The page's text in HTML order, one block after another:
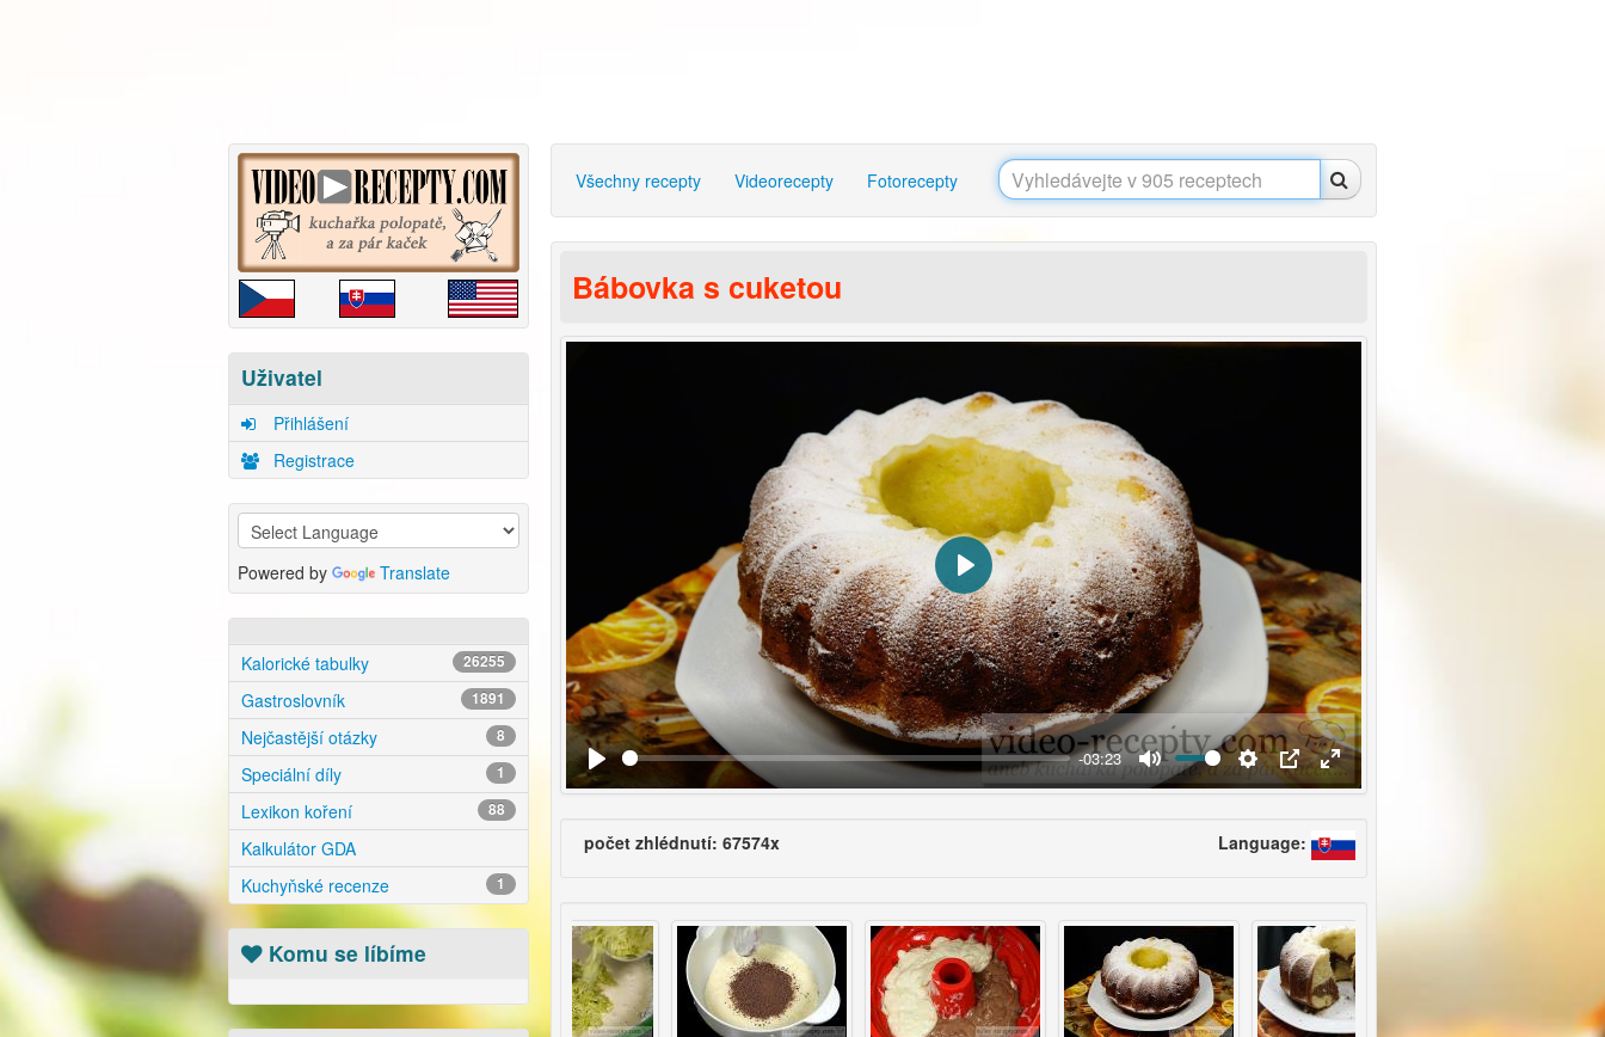
Uživatel
Přihlášení
Registrace
Powered by Translate
Kalorické tabulky 26255
Gastroslovník 1891
Nejčastější otázky 8
Speciální díly 1
Lexikon koření 88
Kalkulátor GDA
Kuchyňské recenze
1
Komu se líbíme
Všechny recepty Videorecepty Fotorecepty
Bábovka s cuketou
-03:23
Přehrát
počet zhlédnutí: 67574x Language: